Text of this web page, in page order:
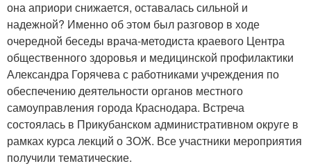
она априори снижается, оставалась сильной и
надежной? Именно об этом был разговор в ходе
очередной беседы врача-методиста краевого Центра
общественного здоровья и медицинской профилактики
Александра Горячева с работниками учреждения по
обеспечению деятельности органов местного
самоуправления города Краснодара. Встреча
состоялась в Прикубанском административном округе в
рамках курса лекций о ЗОЖ. Все участники мероприятия
получили тематические.